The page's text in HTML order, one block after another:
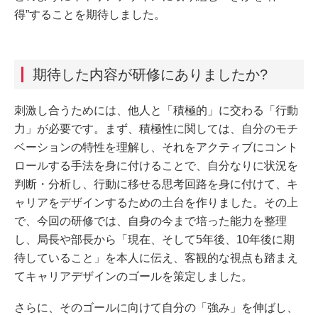
得”することを期待しました。
期待した内容が研修にありましたか?
刺激し合うためには、他人と「積極的」に交わる「行動
力」が必要です。まず、積極性に関しては、自分のモチ
ベーションの特性を理解し、それをアクティブにコント
ロールする手法を身に付けることで、自分なりに状況を
判断・分析し、行動に移せる思考回路を身に付けて、キ
ャリアをデザインするための土台を作りました。その上
で、今回の研修では、自身の今まで培った能力を整理
し、局長や部長から「現在、そして5年後、10年後に期
待していること」を本人に伝え、客観的な視点も踏まえ
てキャリアデザインのゴールを策定しました。
さらに、そのゴールに向けて自分の「強み」を伸ばし、